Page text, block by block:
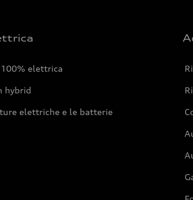
elettrica
hybrid
elettriche e le batterie